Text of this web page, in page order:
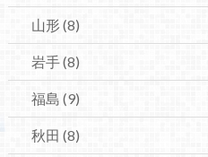
山形(8)
岩手(8)
福島 (9)
秋田 (8)